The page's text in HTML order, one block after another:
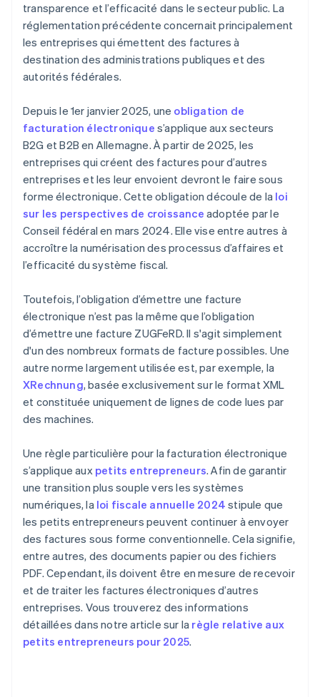
transparence et l’efficacité dans le secteur public. La
réglementation précédente concernait principalement
les entreprises qui émettent des factures à
destination des administrations publiques et des
autorités fédérales.
Depuis le 1er janvier 2025, une obligation de
facturation électronique s’applique aux secteurs
B2G et B2B en Allemagne. À partir de 2025, les
entreprises qui créent des factures pour d’autres
entreprises et les leur envoient devront le faire sous
forme électronique. Cette obligation découle de la loi
sur les perspectives de croissance adoptée par le
Conseil fédéral en mars 2024. Elle vise entre autres à
accroître la numérisation des processus d’affaires et
l’efficacité du système fiscal.
Toutefois, l’obligation d’émettre une facture
électronique n’est pas la même que l’obligation
d’émettre une facture ZUGFeRD. Il s'agit simplement
d'un des nombreux formats de facture possibles. Une
autre norme largement utilisée est, par exemple, la
XRechnung, basée exclusivement sur le format XML
et constituée uniquement de lignes de code lues par
des machines.
Une règle particulière pour la facturation électronique
s’applique aux petits entrepreneurs. Afin de garantir
une transition plus souple vers les systèmes
numériques, la loi fiscale annuelle 2024 stipule que
les petits entrepreneurs peuvent continuer à envoyer
des factures sous forme conventionnelle. Cela signifie,
entre autres, des documents papier ou des fichiers
PDF. Cependant, ils doivent être en mesure de recevoir
et de traiter les factures électroniques d’autres
entreprises. Vous trouverez des informations
détaillées dans notre article sur la règle relative aux
petits entrepreneurs pour 2025.